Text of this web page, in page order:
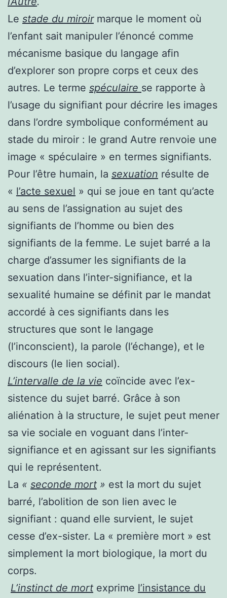
Le stade du miroirmarque le moment où
l’enfant sait manipuler l’énoncé comme
mécanisme basique du langage afin
d’explorer son propre corps et ceux des
autres. Le terme spéculaire se rapporte à
l’usage du signifiant pour décrire les images
dans l’ordre symbolique conformément au
stade du miroir : le grand Autre renvoie une
image « spéculaire » en termes signifiants.
Pour l’être humain, la sexuation résulte de
« l’acte sexuel » qui se joue en tant qu’acte
au sens de l’assignation au sujet des
signifiants de l’homme ou bien des
signifiants de la femme. Le sujet barré a la
charge d’assumer les signifiants de la
sexuation dans l’inter-signifiance, et la
sexualité humaine se définit par le mandat
accordé à ces signifiants dans les
structures que sont le langage
(l’inconscient), la parole (l’échange), et le
discours (le lien social).
L’intervalle de la vie coïncide avec l’ex-
sistence du sujet barré. Grâce à son
aliénation à la structure, le sujet peut mener
sa vie sociale en voguant dans l’inter-
signifiance et en agissant sur les signifiants
qui le représentent.
La « seconde mort » est la mort du sujet
barré, l’abolition de son lien avec le
signifiant : quand elle survient, le sujet
cesse d’ex-sister. La « première mort » est
simplement la mort biologique, la mort du
corps.
L’instinct de mort exprime l’insistance du